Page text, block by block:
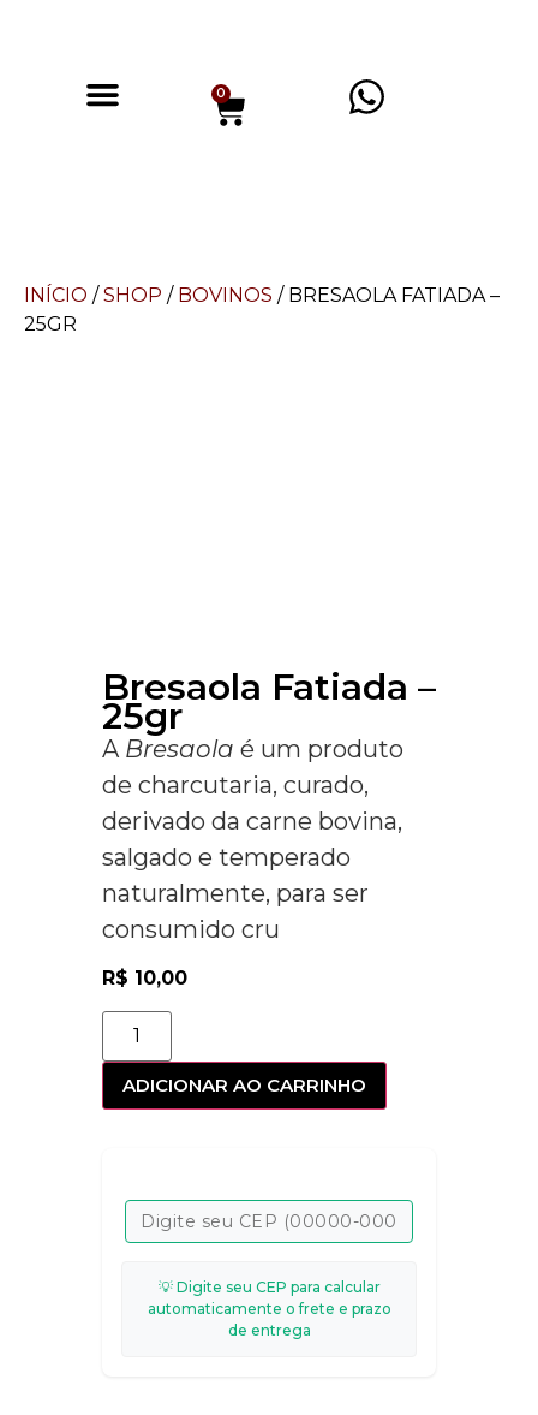
0
INÍCIO /SHOP / BOVINOS / BRESAOLA FATIADA –
25GR
Bresaola Fatiada –
25gr
A Bresaola é um produto
de charcutaria, curado,
derivado da carne bovina,
salgado e temperado
naturalmente, para ser
consumido cru
R$ 10,00
ADICIONAR AO CARRINHO
💡 Digite seu CEP para calcular
automaticamente o frete e prazo
de entrega